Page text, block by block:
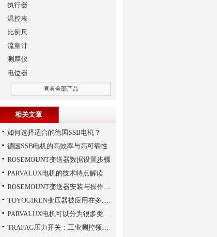
执行器
温控表
比例尺
流量计
测厚仪
电位器
查看全部产品
相关文章
如何选择适合的德国SSB电机？
德国SSB电机的高效率与高可靠性
ROSEMOUNT变送器数据设置步骤
PARVALUX电机的技术特点解读
ROSEMOUNT变送器安装与操作步骤
TOYOGIKEN变压器被应用在多个特殊行业中
PARVALUX电机可以分为很多类，常见的有哪两种，它们的区别是什么？
TRAFAG压力开关：工业测控领域的精密之选